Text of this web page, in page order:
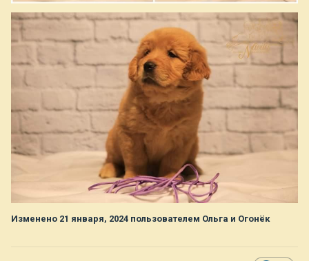
Изменено 21 января, 2024 пользователем Ольга и Огонёк